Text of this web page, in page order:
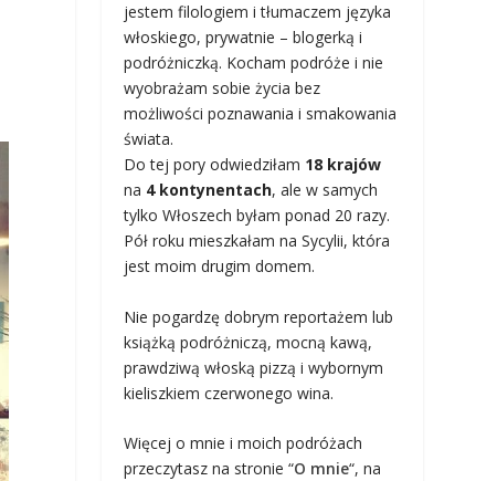
jestem filologiem i tłumaczem języka
włoskiego, prywatnie – blogerką i
podróżniczką. Kocham podróże i nie
wyobrażam sobie życia bez
możliwości poznawania i smakowania
świata.
Do tej pory odwiedziłam 18 krajów
na 4 kontynentach, ale w samych
tylko Włoszech byłam ponad 20 razy.
Pół roku mieszkałam na Sycylii, która
jest moim drugim domem.
Nie pogardzę dobrym reportażem lub
książką podróżniczą, mocną kawą,
prawdziwą włoską pizzą i wybornym
kieliszkiem czerwonego wina.
Więcej o mnie i moich podróżach
przeczytasz na stronie “O mnie“, na